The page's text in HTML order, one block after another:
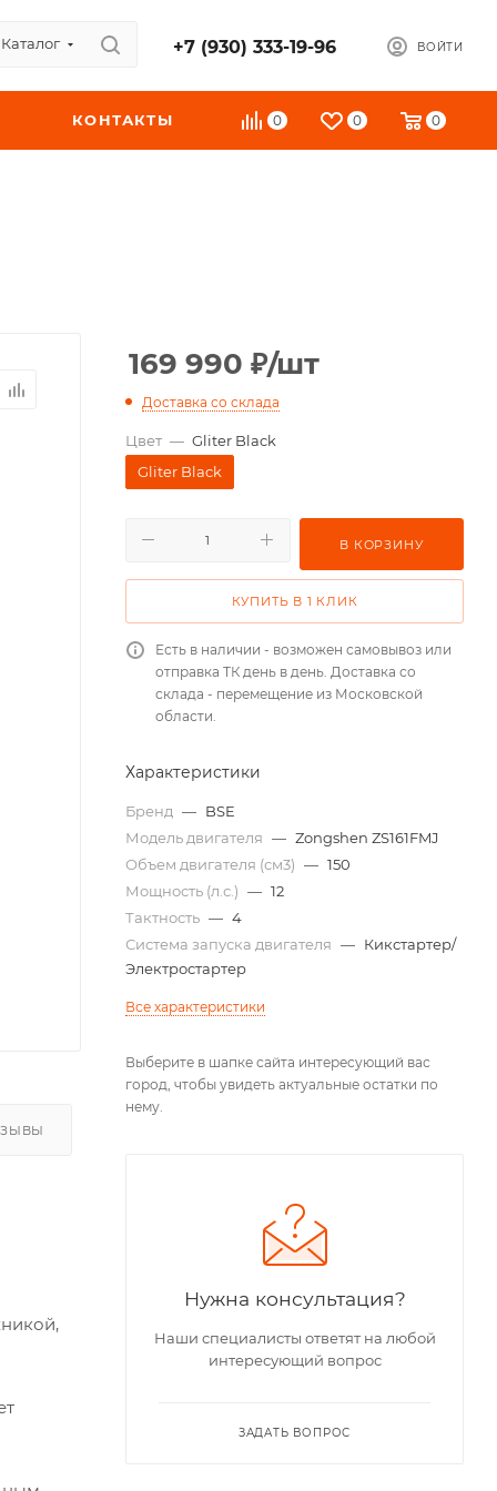
Каталог +7 (930) 333-19-96 ВОЙТИ
0 0 0
КОНТАКТЫ
169 990 ₽/шт
Доставка со склада
Цвет — Gliter Black
Gliter Black
В КОРЗИНУ
КУПИТЬ В 1 КЛИК
Есть в наличии - возможен самовывоз или
отправка ТК день в день. Доставка со
склада - перемещение из Московской
области.
Характеристики
Бренд — BSE
Модель двигателя — Zongshen ZS161FMJ
Объем двигателя (см3) — 150
Мощность (л.с.) — 12
Тактность — 4
Система запуска двигателя — Кикстартер/
Электростартер
Все характеристики
Выберите в шапке сайта интересующий вас
город, чтобы увидеть актуальные остатки по
нему.
Нужна консультация?
Наши специалисты ответят на любой
интересующий вопрос
ЗАДАТЬ ВОПРОС